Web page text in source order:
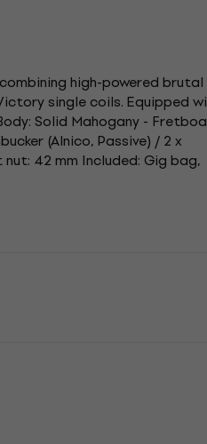
high-powered brutal
single coils. Equipped
Solid Mahogany -
(Alnico, Passive) / 2 x
42 mm Included: Gig bag,